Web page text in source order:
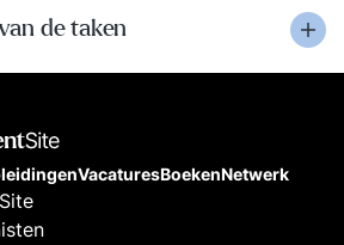
de taken
VacaturesBoekenNetwerk